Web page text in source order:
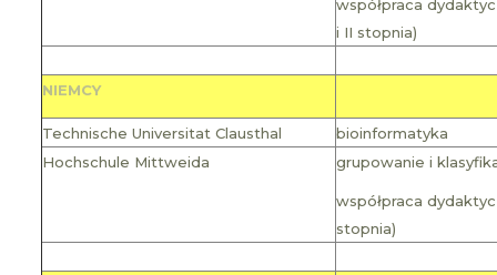
współpraca
i II stopnia)
NIEMCY
Technische Universitat Clausthal
bioinformatyka
Hochschule Mittweida
grupowanie i
współpraca
stopnia)